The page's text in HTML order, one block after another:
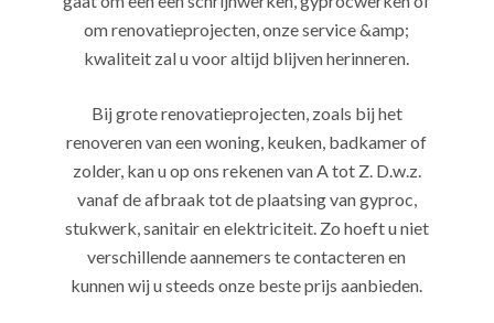
om renovatieprojecten, onze service &amp;
kwaliteit zal u voor altijd blijven herinneren.
Bij grote renovatieprojecten, zoals bij het
renoveren van een woning, keuken, badkamer of
zolder, kan u op ons rekenen van A tot Z. D.w.z.
vanaf de afbraak tot de plaatsing van gyproc,
stukwerk, sanitair en elektriciteit. Zo hoeft u niet
verschillende aannemers te contacteren en
kunnen wij u steeds onze beste prijs aanbieden.